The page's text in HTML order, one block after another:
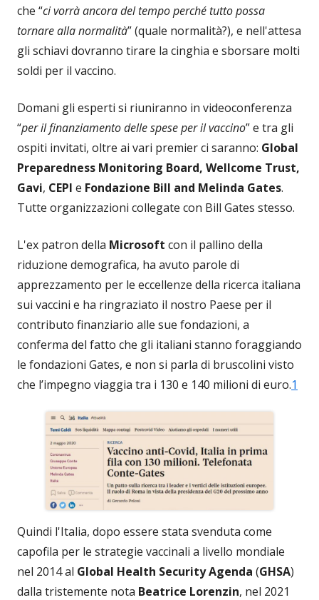
che “ci vorrà ancora del tempo perché tutto possa
tornare alla normalità” (quale normalità?), e nell'attesa
gli schiavi dovranno tirare la cinghia e sborsare molti
soldi per il vaccino.
Domani gli esperti si riuniranno in videoconferenza
“per il finanziamento delle spese per il vaccino” e tra gli
ospiti invitati, oltre ai vari premier ci saranno: Global
Preparedness Monitoring Board, Wellcome Trust,
Gavi, CEPI e Fondazione Bill and Melinda Gates.
Tutte organizzazioni collegate con Bill Gates stesso.
L'ex patron della Microsoft con il pallino della
riduzione demografica, ha avuto parole di
apprezzamento per le eccellenze della ricerca italiana
sui vaccini e ha ringraziato il nostro Paese per il
contributo finanziario alle sue fondazioni, a
conferma del fatto che gli italiani stanno foraggiando
le fondazioni Gates, e non si parla di bruscolini visto
che l’impegno viaggia tra i 130 e 140 milioni di euro.1
Quindi l'Italia, dopo essere stata svenduta come
capofila per le strategie vaccinali a livello mondiale
nel 2014 al Global Health Security Agenda (GHSA)
dalla tristemente nota Beatrice Lorenzin, nel 2021